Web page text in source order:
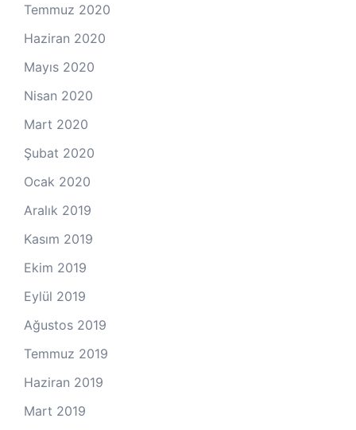
Temmuz 2020
Haziran 2020
Mayıs 2020
Nisan 2020
Mart 2020
Şubat 2020
Ocak 2020
Aralık 2019
Kasım 2019
Ekim 2019
Eylül 2019
Ağustos 2019
Temmuz 2019
Haziran 2019
Mart 2019